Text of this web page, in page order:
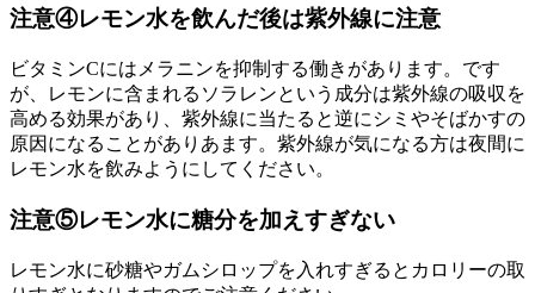
注意④レモン水を飲んだ後は紫外線に注意
ビタミンCにはメラニンを抑制する働きがあります。です
が、レモンに含まれるソラレンという成分は紫外線の吸収を
高める効果があり、紫外線に当たると逆にシミやそばかすの
原因になることがありあます。紫外線が気になる方は夜間に
レモン水を飲みようにしてください。
注意⑤レモン水に糖分を加えすぎない
レモン水に砂糖やガムシロップを入れすぎるとカロリーの取